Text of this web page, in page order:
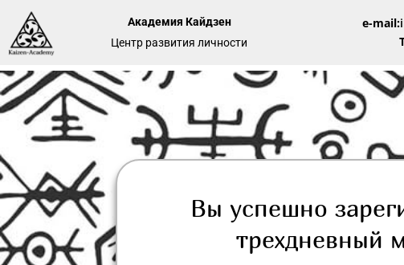
Академия Кайдзен
Центр развития личности
e-mail:
Вы успешно
трехдневный